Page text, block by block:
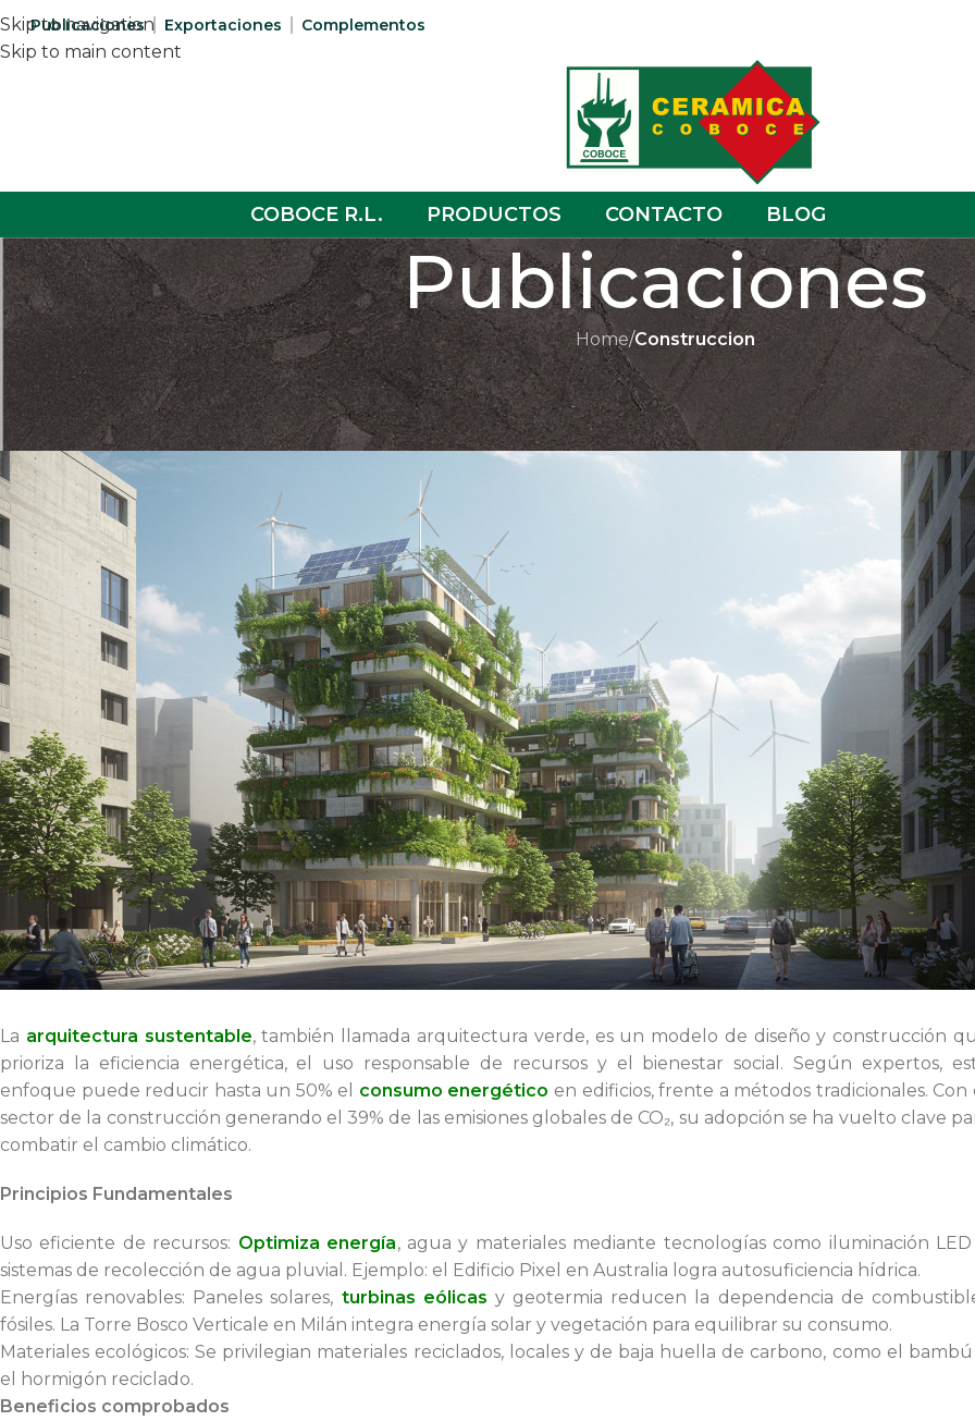
Skip to navigation
Skip to main content
Publicaciones Exportaciones Complementos
COBOCE R.L. PRODUCTOS CONTACTO BLOG
Publicaciones
Home/Construccion
CONSTRUCCION
Arquitectura sustentable: Diseñando un futuro sostenible
Posted by Ceramica Coboce On junio 16, 2025
La arquitectura sustentable, también llamada arquitectura verde, es un modelo de diseño y construcción
prioriza la eficiencia energética, el uso responsable de recursos y el bienestar social. Según expertos,
enfoque puede reducir hasta un 50% el consumo energético en edificios, frente a métodos tradicionales. Con
sector de la construcción generando el 39% de las emisiones globales de CO₂, su adopción se ha vuelto clave
combatir el cambio climático.
Principios Fundamentales
Uso eficiente de recursos: Optimiza energía, agua y materiales mediante tecnologías como iluminación
sistemas de recolección de agua pluvial. Ejemplo: el Edificio Pixel en Australia logra autosuficiencia hídrica.
Energías renovables: Paneles solares, turbinas eólicas y geotermia reducen la dependencia de
fósiles. La Torre Bosco Verticale en Milán integra energía solar y vegetación para equilibrar su consumo.
Materiales ecológicos: Se privilegian materiales reciclados, locales y de baja huella de carbono, como el
el hormigón reciclado.
Beneficios comprobados